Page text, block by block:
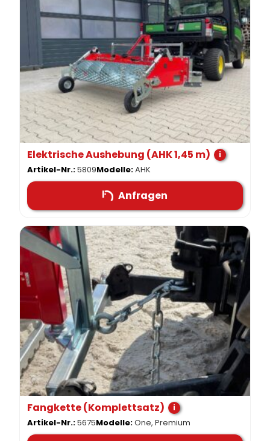
Elektrische Aushebung (AHK 1,45 m) i
Artikel-Nr.:5809Modelle:AHK
Anfragen
Fangkette (Komplettsatz) i
Artikel-Nr.:5675Modelle:One, Premium